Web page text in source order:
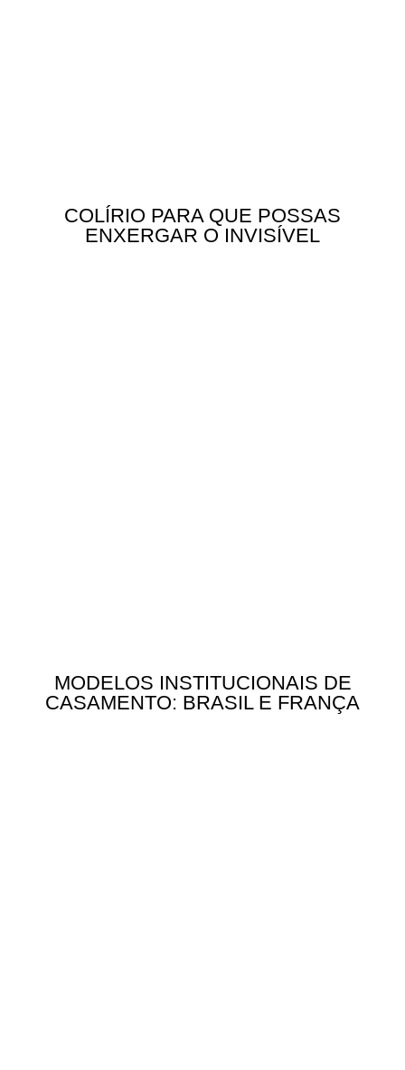
COLÍRIO PARA QUE POSSAS
ENXERGAR O INVISÍVEL
MODELOS INSTITUCIONAIS DE
CASAMENTO: BRASIL E FRANÇA